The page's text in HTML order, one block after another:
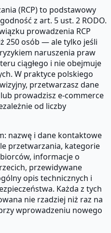
(RCP) to podstawowy
z art. 5 ust. 2 RODO.
prowadzenia RCP
250 osób — ale tylko jeśli
naruszenia praw
ciągłego i nie obejmuje
W praktyce polskiego
przetwarzasz dane
prowadzisz e-commerce
od liczby
nazwę i dane kontaktowe
przetwarzania, kategorie
informacje o
przewidywane
opis technicznych i
Każda z tych
nie rzadziej niż raz na
wprowadzeniu nowego